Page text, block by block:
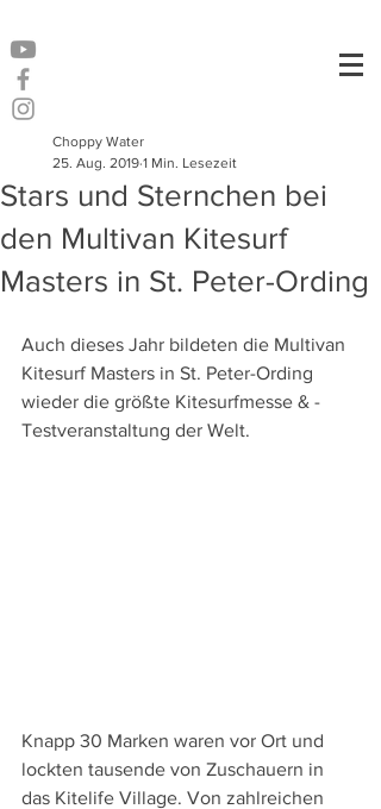
Stars und Sternchen bei
den Multivan Kitesurf
Masters in St. Peter-Ording
Choppy Water
25. Aug. 2019 1 Min. Lesezeit
Auch dieses Jahr bildeten die Multivan
Kitesurf Masters in St. Peter-Ording
wieder die größte Kitesurfmesse & -
Testveranstaltung der Welt.
Knapp 30 Marken waren vor Ort und
lockten tausende von Zuschauern in
das Kitelife Village. Von zahlreichen